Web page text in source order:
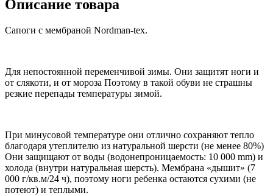
Описание товара
Сапоги с мембраной Nordman-tex.
Для непостоянной переменчивой зимы. Они защитят ноги и
от слякоти, и от мороза Поэтому в такой обуви не страшны
резкие перепады температуры зимой.
При минусовой температуре они отлично сохраняют тепло
благодаря утеплителю из натуральной шерсти (не менее 80%)
Они защищают от воды (водонепроницаемость: 10 000 mm) и
холода (внутри натуральная шерсть). Мембрана «дышит» (7
000 г/кв.м/24 ч), поэтому ноги ребенка остаются сухими (не
потеют) и теплыми.